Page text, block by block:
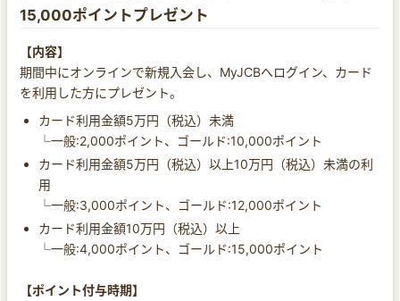
15,000ポイントプレゼント
【内容】
期間中にオンラインで新規入会し、MyJCBへログイン、カード
を利用した方にプレゼント。
カード利用金額5万円（税込）未満
└一般:2,000ポイント、ゴールド:10,000ポイント
カード利用金額5万円（税込）以上10万円（税込）未満の利
用
└一般:3,000ポイント、ゴールド:12,000ポイント
カード利用金額10万円（税込）以上
└一般:4,000ポイント、ゴールド:15,000ポイント
【ポイント付与時期】